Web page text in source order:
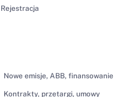
Nowe emisje, ABB, finansowanie
Kontrakty, przetargi, umowy
Rejestracja